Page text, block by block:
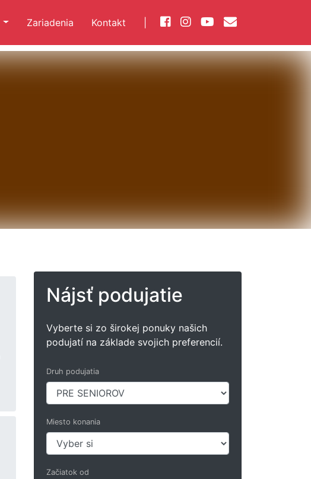
Zariadenia Kontakt
Nájsť podujatie
Vyberte si zo širokej ponuky našich
podujatí na základe svojich preferencií.
Druh podujatia
Miesto konania
Začiatok od